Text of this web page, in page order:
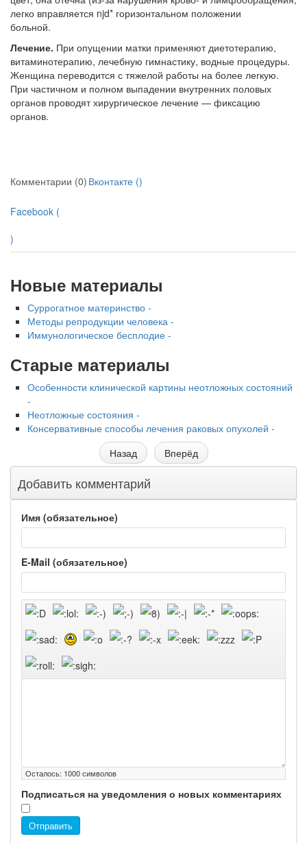
легко вправляется njd* горизонтальном положении
больной.
Лечение. При опущении матки применяют диетотера­пию,
витаминотерапию, лечебную гимнастику, водные процедуры.
Женщина переводится с тяжелой работы на более легкую.
При частичном и полном выпадении внут­ренних половых
органов проводят хирургическое лечение — фиксацию
органов.
Комментарии (0) Вконтакте ()
Facebook (
)
Новые материалы
Суррогатное материнство -
Методы репродукции человека -
Иммунологическое бесплодие -
Старые материалы
Особенности клинической картины неотложных состояний
-
Неотложные состояния -
Консервативные способы лечения раковых опухолей -
Назад
Вперёд
Добавить комментарий
Имя (обязательное)
E-Mail (обязательное)
Осталось: 1000символов
Подписаться на уведомления о новых комментариях
Отправить